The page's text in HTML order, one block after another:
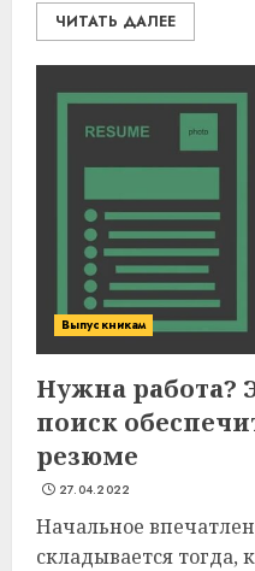
ЧИТАТЬ ДАЛЕЕ
Выпускникам
Нужна работа?
поиск
резюме
27.04.2022
Начальное
складывается тогда,